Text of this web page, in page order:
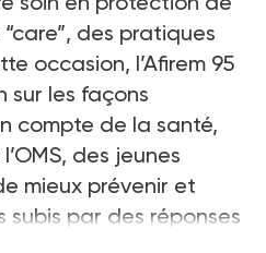
des pratiques
occasion, l’Afirem 95
sur les façons
compte de la santé,
des jeunes
mieux prévenir et
par des réponses